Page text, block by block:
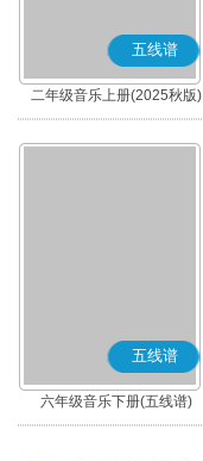
五线谱
二年级音乐上册(2025秋版)
(五线谱)
五线谱
六年级音乐下册(五线谱)